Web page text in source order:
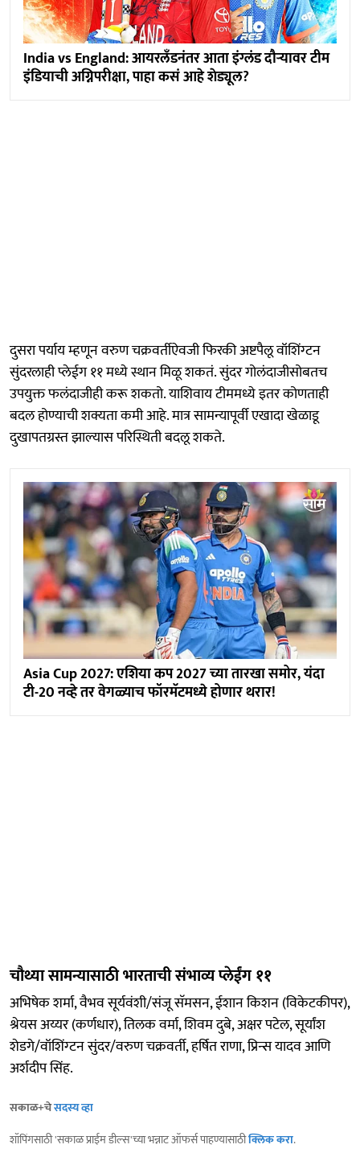
India vs England: आयरलँडनंतर आता इंग्लंड दौऱ्यावर टीम
इंडियाची अग्निपरीक्षा, पाहा कसं आहे शेड्यूल?
दुसरा पर्याय म्हणून वरुण चक्रवर्तीऐवजी फिरकी अष्टपैलू वॉशिंग्टन
सुंदरलाही प्लेईग ११ मध्ये स्थान मिळू शकतं. सुंदर गोलंदाजीसोबतच
उपयुक्त फलंदाजीही करू शकतो. याशिवाय टीममध्ये इतर कोणताही
बदल होण्याची शक्यता कमी आहे. मात्र सामन्यापूर्वी एखादा खेळाडू
दुखापतग्रस्त झाल्यास परिस्थिती बदलू शकते.
Asia Cup 2027: एशिया कप 2027 च्या तारखा समोर, यंदा
टी-20 नव्हे तर वेगळ्याच फॉरमॅटमध्ये होणार थरार!
चौथ्या सामन्यासाठी भारताची संभाव्य प्लेईंग ११
अभिषेक शर्मा, वैभव सूर्यवंशी/संजू सॅमसन, ईशान किशन (विकेटकीपर),
श्रेयस अय्यर (कर्णधार), तिलक वर्मा, शिवम दुबे, अक्षर पटेल, सूर्यांश
शेडगे/वॉशिंग्टन सुंदर/वरुण चक्रवर्ती, हर्षित राणा, प्रिन्स यादव आणि
अर्शदीप सिंह.
सकाळ+चेसदस्य व्हा
शॉपिंगसाठी 'सकाळ प्राईम डील्स'च्या भन्नाट ऑफर्स पाहण्यासाठीक्लिक करा.